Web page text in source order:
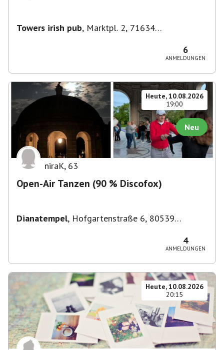
Towers irish pub, Marktpl. 2, 71634
6
ANMELDUNGEN
Heute, 10.08.2026
19:00
Neu
niraK, 63
Open-Air Tanzen (90 % Discofox)
Dianatempel, Hofgartenstraße 6, 80539
4
ANMELDUNGEN
Heute, 10.08.2026
20:15